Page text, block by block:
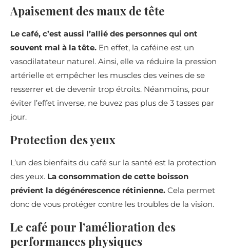
Apaisement des maux de tête
Le café, c’est aussi l’allié des personnes qui ont
souvent mal à la tête. En effet, la caféine est un
vasodilatateur naturel. Ainsi, elle va réduire la pression
artérielle et empêcher les muscles des veines de se
resserrer et de devenir trop étroits. Néanmoins, pour
éviter l’effet inverse, ne buvez pas plus de 3 tasses par
jour.
Protection des yeux
L’un des bienfaits du café sur la santé est la protection
des yeux. La consommation de cette boisson
prévient la dégénérescence rétinienne. Cela permet
donc de vous protéger contre les troubles de la vision.
Le café pour l’amélioration des
performances physiques